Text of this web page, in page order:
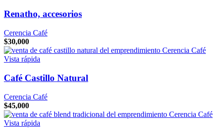
Renatho, accesorios
Cerencia Café
$30,000
Vista rápida
Café Castillo Natural
Cerencia Café
$45,000
Vista rápida